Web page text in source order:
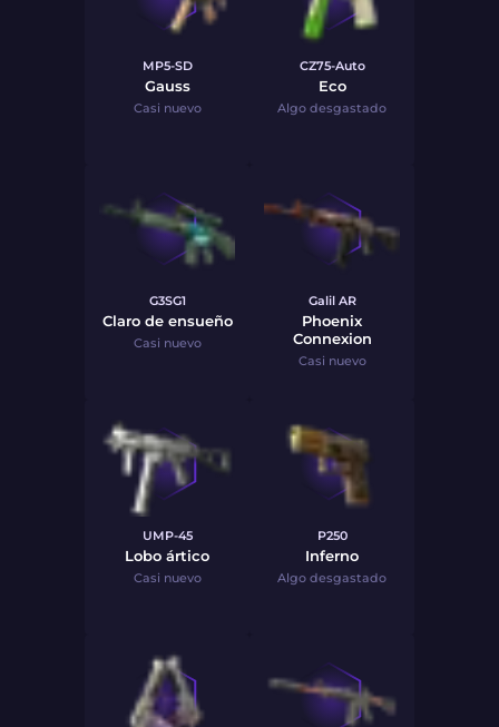
MP5-SD
Gauss
Casi nuevo
CZ75-Auto
Eco
Algo desgastado
G3SG1
Claro de ensueño
Casi nuevo
Galil AR
Phoenix
Connexion
Casi nuevo
UMP-45
Lobo ártico
Casi nuevo
P250
Inferno
Algo desgastado